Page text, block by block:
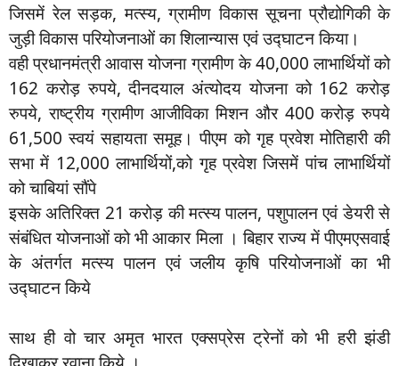
जिसमें रेल सड़क, मत्स्य, ग्रामीण विकास सूचना प्रौद्योगिकी के
जुड़ी विकास परियोजनाओं का शिलान्यास एवं उद्घाटन किया।
वही प्रधानमंत्री आवास योजना ग्रामीण के 40,000 लाभार्थियों को
162 करोड़ रुपये, दीनदयाल अंत्योदय योजना को 162 करोड़
रुपये, राष्ट्रीय ग्रामीण आजीविका मिशन और 400 करोड़ रुपये
61,500 स्वयं सहायता समूह। पीएम को गृह प्रवेश मोतिहारी की
सभा में 12,000 लाभार्थियों,को गृह प्रवेश जिसमें पांच लाभार्थियों
को चाबियां सौंपे
इसके अतिरिक्त 21 करोड़ की मत्स्य पालन, पशुपालन एवं डेयरी से
संबंधित योजनाओं को भी आकार मिला । बिहार राज्य में पीएमएसवाई
के अंतर्गत मत्स्य पालन एवं जलीय कृषि परियोजनाओं का भी
उद्घाटन किये
साथ ही वो चार अमृत भारत एक्सप्रेस ट्रेनों को भी हरी झंडी